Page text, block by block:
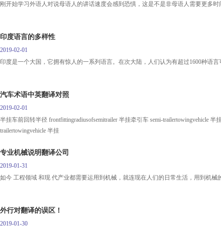
刚开始学习外语人对说母语人的讲话速度会感到恐惧，这是不是非母语人需要更多
印度语言的多样性
2019-02-01
印度是一个大国，它拥有惊人的一系列语言。在次大陆，人们认为有超过1600种语
汽车术语中英翻译对照
2019-02-01
半挂车前回转半径 frontfittingradiusofsemitrailer 半挂牵引车 semi-trailertowingvehicle 半
trailertowingvehicle 半挂
专业机械说明翻译公司
2019-01-31
如今 工程领域 和现 代产业都需要运用到机械，就连现在人们的日常生活，用到机
外行对翻译的误区！
2019-01-30